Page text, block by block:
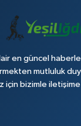
en güncel
mutluluk
için bizimle